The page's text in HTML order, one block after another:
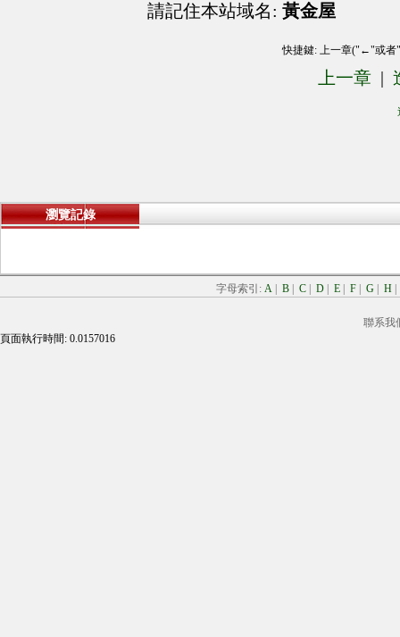
請記住本站域名: 黃金屋
快捷鍵: 上一章("←"或
上一章 |
瀏覽記錄
字母索引: A B C D E F G H
聯系我
頁面執行時間: 0.0157016